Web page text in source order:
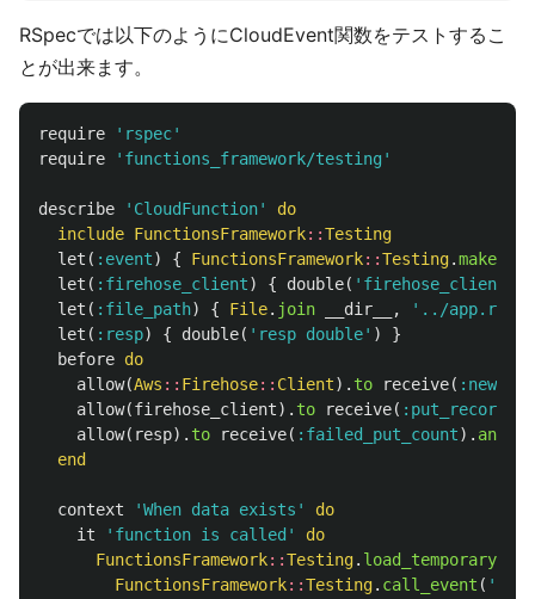
RSpecでは以下のようにCloudEvent関数をテストするこ
とが出来ます。
require
'rspec'
require
'functions_framework/testing'
describe 'CloudFunction'
do
include FunctionsFramework::Testing
let ( :event) { FunctionsFramework::Testing.
let ( :firehose_client) { double( 'firehose_client
let ( :file_path) { File. join __dir__ , '../app.rb'
let ( :resp) { double( 'resp double' )
}
before do
allow(Aws :: Firehose:: Client). to receive( :new
allow(firehose_client). to receive(
allow( resp). to receive( :failed_put_count).
end
context 'When data exists'
do
it
'function is called'
do
FunctionsFramework::Testing. load_temporary
FunctionsFramework::Testing. call_event (